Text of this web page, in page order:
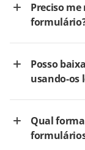
Preciso
Posso
usando-os
Qual